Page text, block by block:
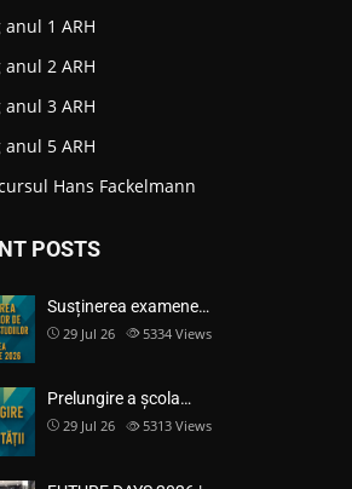
anul 1 ARH
anul 2 ARH
anul 3 ARH
anul 5 ARH
Hans Fackelmann
POSTS
Susținerea examene…
29 Jul 26 5334 Views
Prelungire a școla…
29 Jul 26 5313 Views